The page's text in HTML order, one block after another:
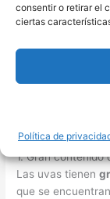
consentir o retirar el
ciertas
Política de
Propiedades
fundamentales
estructuras del
fundamentales
funciones
1. Gran contenido
Las uvas tienen
que se